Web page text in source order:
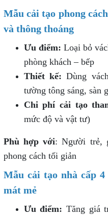
Mẫu cải tạo phong
và thông thoáng
Ưu điểm: Loại bỏ
phòng khách – bếp
Thiết kế: Dùng
tường tông sáng, sàn
Chi phí cải tạo
mức độ và vật tư)
Phù hợp với: Người trẻ,
phong cách tối giản
Mẫu cải tạo nhà cấp
mát mẻ
Ưu điểm: Tăng giá